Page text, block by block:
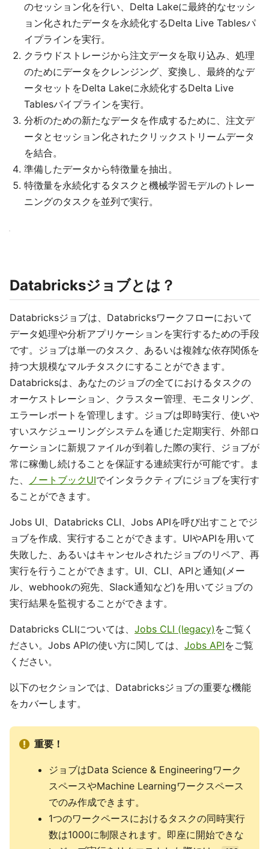
のセッション化を行い、Delta Lakeに最終的なセッシ
ョン化されたデータを永続化するDelta Live Tablesパ
イプラインを実行。
クラウドストレージから注文データを取り込み、処理
のためにデータをクレンジング、変換し、最終的なデ
ータセットをDelta Lakeに永続化するDelta Live
Tablesパイプラインを実行。
分析のための新たなデータを作成するために、注文デ
ータとセッション化されたクリックストリームデータ
を結合。
準備したデータから特徴量を抽出。
特徴量を永続化するタスクと機械学習モデルのトレー
ニングのタスクを並列で実行。
Databricksジョブとは？
Databricksジョブは、Databricksワークフローにおいて
データ処理や分析アプリケーションを実行するための手段
です。ジョブは単一のタスク、あるいは複雑な依存関係を
持つ大規模なマルチタスクにすることができます。
Databricksは、あなたのジョブの全てにおけるタスクの
オーケストレーション、クラスター管理、モニタリング、
エラーレポートを管理します。ジョブは即時実行、使いや
すいスケジューリングシステムを通じた定期実行、外部ロ
ケーションに新規ファイルが到着した際の実行、ジョブが
常に稼働し続けることを保証する連続実行が可能です。ま
た、
ノートブックUIでインタラクティブにジョブを実行す
ることができます。
Jobs UI、Databricks CLI、Jobs APIを呼び出すことでジ
ョブを作成、実行することができます。UIやAPIを用いて
失敗した、あるいはキャンセルされたジョブのリペア、再
実行を行うことができます。UI、CLI、APIと通知(メー
ル、webhookの宛先、Slack通知など)を用いてジョブの
実行結果を監視することができます。
Databricks CLIについては、 Jobs CLI (legacy) をご覧く
ださい。Jobs APIの使い方に関しては、 Jobs APIをご覧
ください。
以下のセクションでは、Databricksジョブの重要な機能
をカバーします。
重要！
ジョブはData Science & Engineeringワーク
スペースやMachine Learningワークスペース
でのみ作成できます。
1つのワークペースにおけるタスクの同時実行
数は1000に制限されます。即座に開始できな